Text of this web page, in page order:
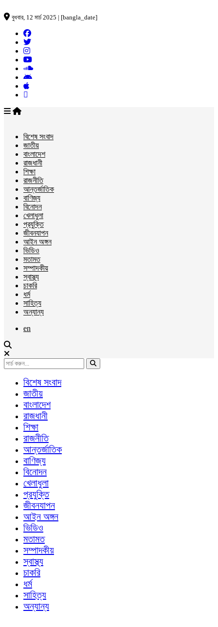
বুধবার, 12 মার্চ 2025 | [bangla_date]
বিশেষ সংবাদ
জাতীয়
বাংলাদেশ
রাজধানী
শিক্ষা
রাজনীতি
আন্তর্জাতিক
বাণিজ্য
বিনোদন
খেলাধুলা
প্রযুক্তি
জীবনযাপন
আইন অঙ্গন
ভিডিও
মতামত
সম্পাদকীয়
স্বাস্থ্য
চাকরি
ধর্ম
সাহিত্য
অন্যান্য
en
বিশেষ সংবাদ
জাতীয়
বাংলাদেশ
রাজধানী
শিক্ষা
রাজনীতি
আন্তর্জাতিক
বাণিজ্য
বিনোদন
খেলাধুলা
প্রযুক্তি
জীবনযাপন
আইন অঙ্গন
ভিডিও
মতামত
সম্পাদকীয়
স্বাস্থ্য
চাকরি
ধর্ম
সাহিত্য
অন্যান্য